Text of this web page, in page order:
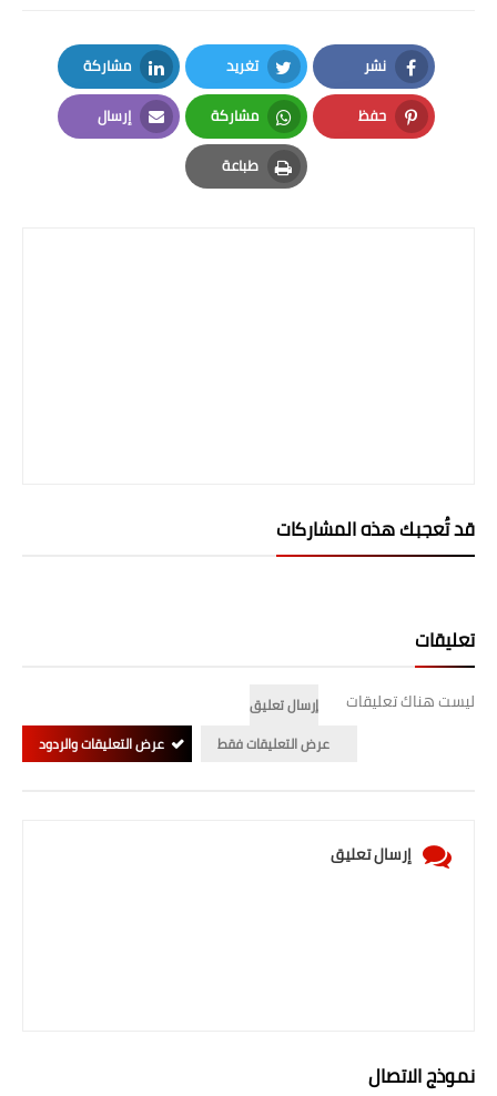
ملازم دراسية
المرحلة الابتدائية
المرحلة المتوسطة
اخبار وقرارات وزارة التعليم
العالي
نشر
Facebook
تغريد
Twitter
مشاركة
LinkedIn
حفظ
Pinterest
مشاركة
Whatsapp
إرسال
Email
طباعة
Print
قد تُعجبك هذه المشاركات
تعليقات
ليست هناك تعليقات
إرسال تعليق
عرض التعليقات فقط
عرض التعليقات والردود
إرسال تعليق
نموذج الاتصال